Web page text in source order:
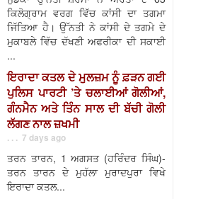
ਕਿਲੋਗ੍ਰਾਮ ਵਰਗ ਵਿੱਚ ਕਾਂਸੀ ਦਾ ਤਗਮਾ
ਜਿੱਤਿਆ ਹੈ। ਉੱਨਤੀ ਨੇ ਕਾਂਸੀ ਦੇ ਤਗਮੇ ਦੇ
ਮੁਕਾਬਲੇ ਵਿੱਚ ਦੱਖਣੀ ਅਫਰੀਕਾ ਦੀ ਸਕਾਈ
...
ਇਰਾਦਾ ਕਤਲ ਦੇ ਮੁਲਜ਼ਮ ਨੂੰ ਫ਼ੜਨ ਗਈ
ਪੁਲਿਸ ਪਾਰਟੀ ’ਤੇ ਚਲਾਈਆਂ ਗੋਲੀਆਂ,
ਗੰਨਮੈਨ ਅਤੇ ਤਿੰਨ ਸਾਲ ਦੀ ਬੱਚੀ ਗੋਲੀ
ਲੱਗਣ ਨਾਲ ਜ਼ਖਮੀ
. . . 7 days ago
ਤਰਨ ਤਾਰਨ, 1 ਅਗਸਤ (ਹਰਿੰਦਰ ਸਿੰਘ)-
ਤਰਨ ਤਾਰਨ ਦੇ ਮੁਹੱਲਾ ਮੁਰਾਦਪੁਰਾ ਵਿਖੇ
ਇਰਾਦਾ ਕਤਲ...